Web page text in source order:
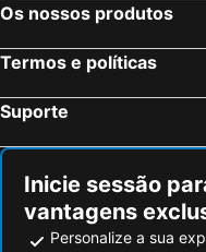
Os nossos produtos
Termos e políticas
Suporte
Inicie sessão
vantagens
Personalize a sua